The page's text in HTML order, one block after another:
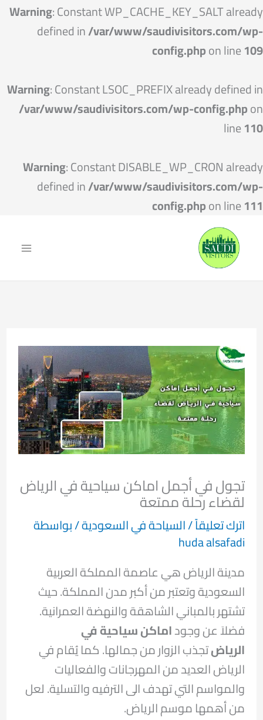
Warning: Constant WP_CACHE_KEY_SALT already
defined in/var/www/saudivisitors.com/wp-
config.phpon line109
Warning: Constant LSOC_PREFIX already defined in
/var/www/saudivisitors.com/wp-config.phpon
line110
Warning: Constant DISABLE_WP_CRON already
defined in/var/www/saudivisitors.com/wp-
config.phpon line111
تجول في أجمل اماكن سياحية في الرياض
لقضاء رحلة ممتعة
اترك تعليقاً/السياحة في السعودية/ بواسطة
huda alsafadi
مدينة الرياض هي عاصمة المملكة العربية
السعودية وتعتبر من أكبر مدن المملكة. حيث
تشتهر بالمباني الشاهقة والنهضة العمرانية.
فضلاَ عن وجوداماكن سياحية في
الرياضتجذب الزوار من جمالها. كما يُقام في
الرياض العديد من المهرجانات والفعاليات
والمواسم التي تهدف الى الترفيه والتسلية. لعل
من أهمها موسم الرياض.